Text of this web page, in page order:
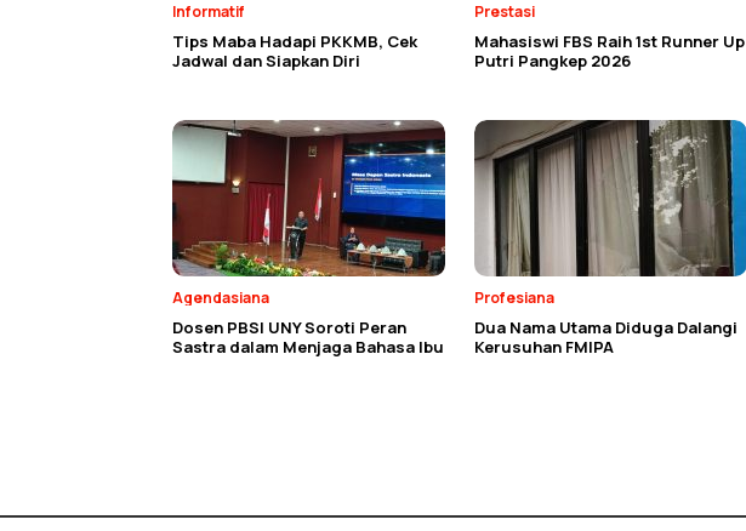
Informatif
Tips Maba Hadapi PKKMB, Cek
Jadwal dan Siapkan Diri
Prestasi
Mahasiswi FBS Raih 1st Runner Up
Putri Pangkep 2026
Agendasiana
Dosen PBSI UNY Soroti Peran
Sastra dalam Menjaga Bahasa Ibu
Profesiana
Dua Nama Utama Diduga Dalangi
Kerusuhan FMIPA